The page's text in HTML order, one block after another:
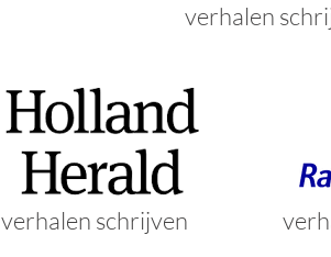
verhalen
verhalen schrijven